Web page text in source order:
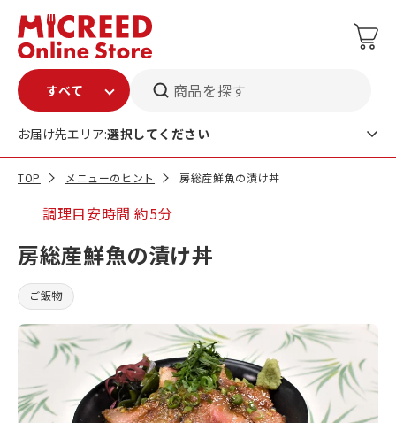
商品を探す
お届け先エリア:選択してください
TOP メニューのヒント 房総産鮮魚の漬け丼
調理目安時間約5分
房総産鮮魚の漬け丼
ご飯物